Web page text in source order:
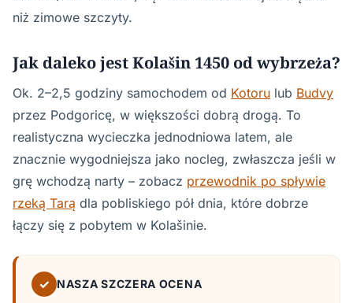
niż zimowe szczyty.
Jak daleko jest Kolašin 1450 od wybrzeża?
Ok. 2–2,5 godziny samochodem od Kotoru lub Budvy
przez Podgoricę, w większości dobrą drogą. To
realistyczna wycieczka jednodniowa latem, ale
znacznie wygodniejsza jako nocleg, zwłaszcza jeśli w
grę wchodzą narty – zobacz przewodnik po spływie
rzeką Tarą dla pobliskiego pół dnia, które dobrze
łączy się z pobytem w Kolašinie.
✓ NASZA SZCZERA OCENA